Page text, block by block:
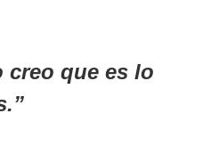
creo que es lo